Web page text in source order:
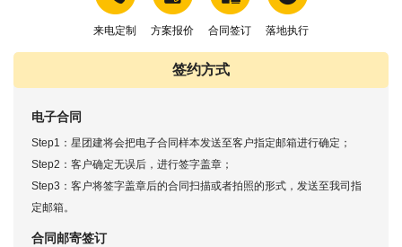
来电定制 方案报价 合同签订 落地执行
签约方式
电子合同
Step1：星团建将会把电子合同样本发送至客户指定邮箱进行确定；
Step2：客户确定无误后，进行签字盖章；
Step3：客户将签字盖章后的合同扫描或者拍照的形式，发送至我司指
定邮箱。
合同邮寄签订